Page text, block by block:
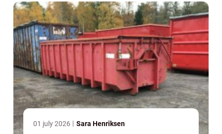
01 july 2026 Sara Henriksen